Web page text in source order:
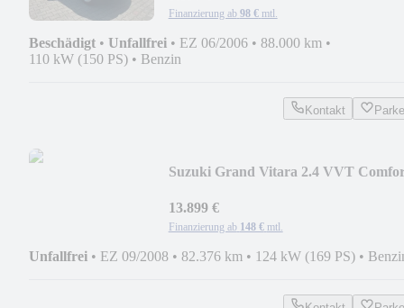
Finanzierung ab 98 € mtl.
Beschädigt • Unfallfrei • EZ 06/2006 • 88.000 km •
110 kW (150 PS) • Benzin
Kontakt
Suzuki Grand Vitara 2.4 VVT
13.899 €
Finanzierung ab 148 € mtl.
Unfallfrei • EZ 09/2008 • 82.376 km • 124 kW (169 PS) •